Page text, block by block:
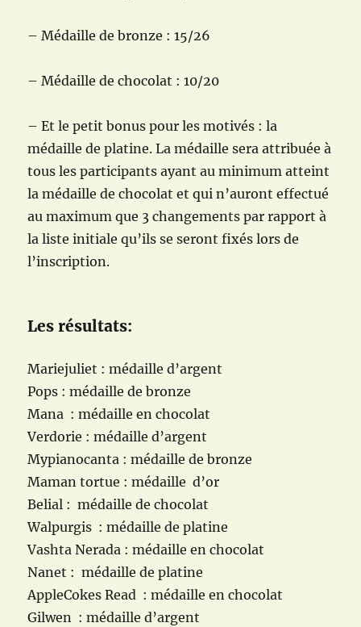
– Médaille de bronze : 15/26
– Médaille de chocolat : 10/20
– Et le petit bonus pour les motivés : la
médaille de platine. La médaille sera attribuée à
tous les participants ayant au minimum atteint
la médaille de chocolat et qui n’auront effectué
au maximum que 3 changements par rapport à
la liste initiale qu’ils se seront fixés lors de
l’inscription.
Les résultats:
Mariejuliet : médaille d’argent
Pops : médaille de bronze
Mana : médaille en chocolat
Verdorie : médaille d’argent
Mypianocanta : médaille de bronze
Maman tortue : médaille d’or
Belial : médaille de chocolat
Walpurgis : médaille de platine
Vashta Nerada : médaille en chocolat
Nanet : médaille de platine
AppleCokes Read : médaille en chocolat
Gilwen : médaille d’argent